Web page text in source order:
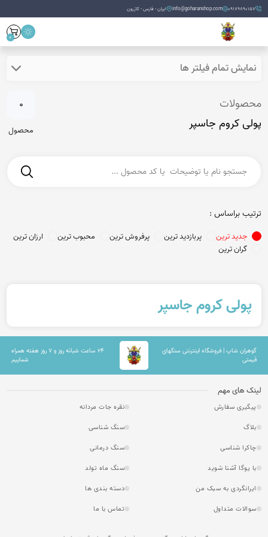
09179890157
info@goharanshop.com ایران - فارس - کازرون
0
نمایش تمام فیلتر ها
محصولات
پولی کروم جاسپر
0
محصول
ترتیب براساس :
جدید ترین پربازدید ترین پرفروش ترین محبوب ترین
ارزان ترین
گران ترین
پولی کروم جاسپر
گوهران شاپ | فروشگاه اینترنتی سنگهای
قیمتی
۲۴ ساعت شبانه روز و ۷ روز هفته همراه
شماییم
لینک های مهم
پیگیری سفارش
نقره جات مردانه
بلاگ
سنگ شناسی
چاکرا شناسی
سنگ درمانی
با یوگا آشنا شوید
سنگ ماه تولد
ایرانگردی به سبک من
دسته بندی ها
سوالات متداول
تماس با ما